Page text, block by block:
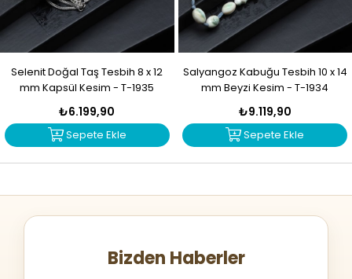
Selenit Doğal Taş Tesbih 8 x 12
mm Kapsül Kesim - T-1935
₺6.199,90
Sepete Ekle
Salyangoz Kabuğu Tesbih 10 x 14
mm Beyzi Kesim - T-1934
₺9.119,90
Sepete Ekle
Bizden Haberler